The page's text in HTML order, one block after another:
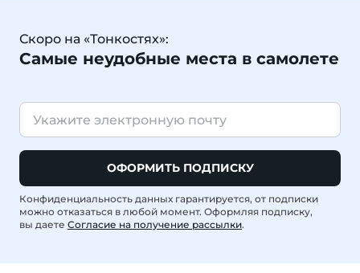
Скоро на «Тонкостях»:
Самые неудобные места в самолете
ОФОРМИТЬ ПОДПИСКУ
Конфиденциальность данных гарантируется, от подписки
можно отказаться в любой момент. Оформляя подписку,
вы даете Согласие на получение рассылки.